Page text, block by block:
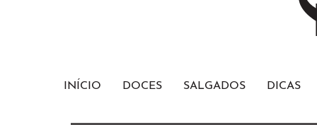
INÍCIO DOCES SALGADOS DICAS